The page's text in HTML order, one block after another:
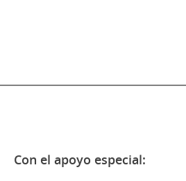
Con el apoyo especial: